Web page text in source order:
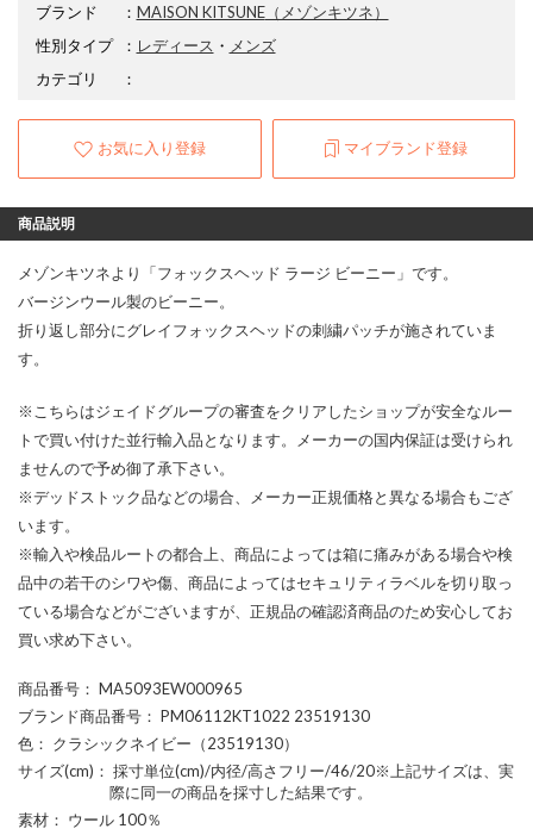
ブランド
： MAISON KITSUNE（メゾンキツネ）
性別タイプ
： レディース ・ メンズ
カテゴリ
：
お気に入り登録 マイブランド登録
商品説明
メゾンキツネより「フォックスヘッド ラージ ビーニー」です。
バージンウール製のビーニー。
折り返し部分にグレイフォックスヘッドの刺繍パッチが施されていま
す。
※こちらはジェイドグループの審査をクリアしたショップが安全なルー
トで買い付けた並行輸入品となります。メーカーの国内保証は受けられ
ませんので予め御了承下さい。
※デッドストック品などの場合、メーカー正規価格と異なる場合もござ
います。
※輸入や検品ルートの都合上、商品によっては箱に痛みがある場合や検
品中の若干のシワや傷、商品によってはセキュリティラベルを切り取っ
ている場合などがございますが、正規品の確認済商品のため安心してお
買い求め下さい。
商品番号 ： MA5093EW000965
ブランド商品番号 ： PM06112KT1022 23519130
色 ： クラシックネイビー（23519130）
サイズ(cm) ： 採寸単位(cm)/内径/高さフリー/46/20※上記サイズは、実
際に同一の商品を採寸した結果です。
素材 ： ウール 100％